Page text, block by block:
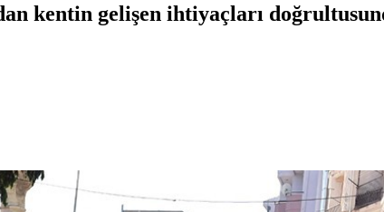
kentin gelişen ihtiyaçları